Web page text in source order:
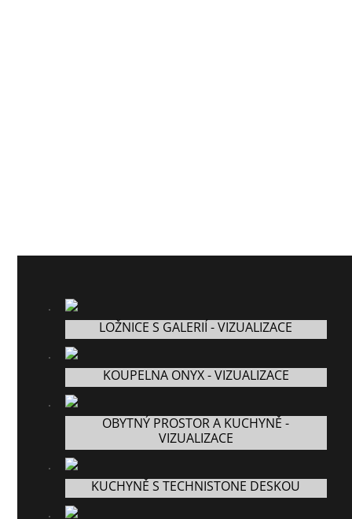
LOŽNICE S GALERIÍ - VIZUALIZACE
KOUPELNA ONYX - VIZUALIZACE
OBYTNÝ PROSTOR A KUCHYNĚ -
VIZUALIZACE
KUCHYNĚ S TECHNISTONE DESKOU